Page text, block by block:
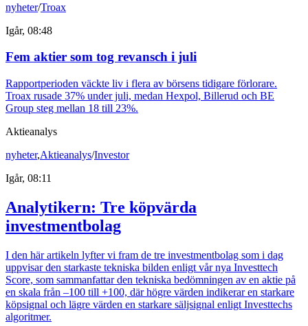
nyheter/Troax
Igår, 08:48
Fem aktier som tog revansch i juli
Rapportperioden väckte liv i flera av börsens tidigare förlorare.
Troax rusade 37% under juli, medan Hexpol, Billerud och BE
Group steg mellan 18 till 23%.
Aktieanalys
nyheter,Aktieanalys/Investor
Igår, 08:11
Analytikern: Tre köpvärda
investmentbolag
I den här artikeln lyfter vi fram de tre investmentbolag som i dag
uppvisar den starkaste tekniska bilden enligt vår nya Investtech
Score, som sammanfattar den tekniska bedömningen av en aktie på
en skala från –100 till +100, där högre värden indikerar en starkare
köpsignal och lägre värden en starkare säljsignal enligt Investtechs
algoritmer.